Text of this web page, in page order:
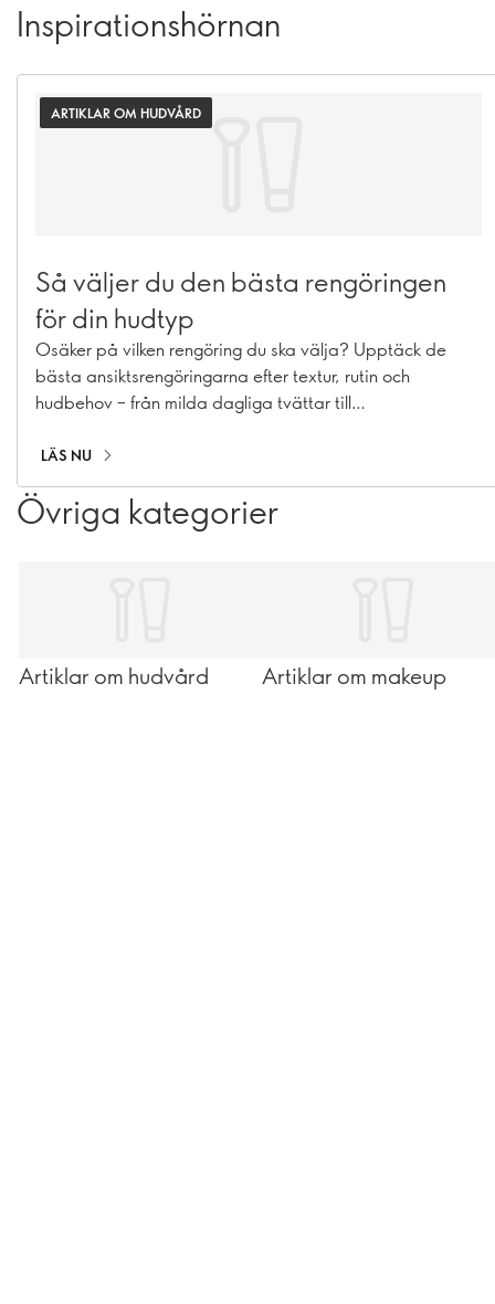
Inspirationshörnan
ARTIKLAR OM HUDVÅRD
Så väljer du den bästa rengöringen
för din hudtyp
Osäker på vilken rengöring du ska välja? Upptäck de
bästa ansiktsrengöringarna efter textur, rutin och
hudbehov – från milda dagliga tvättar till
LÄS NU
Övriga kategorier
Artiklar om hudvård Artiklar om makeup